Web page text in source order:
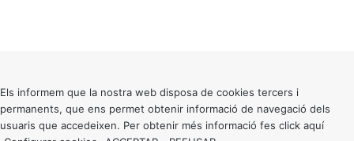
button
Els informem que la nostra web disposa de cookies tercers i
permanents, que ens permet obtenir informació de navegació dels
usuaris que accedeixen. Per obtenir més informació fes click aquí